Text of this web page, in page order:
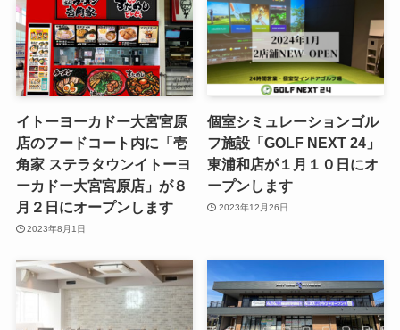
イトーヨーカドー大宮宮原
店のフードコート内に「壱
角家 ステラタウンイトーヨ
ーカドー大宮宮原店」が８
月２日にオープンします
2023年8月1日
個室シミュレーションゴル
フ施設「GOLF NEXT 24」
東浦和店が１月１０日にオ
ープンします
2023年12月26日